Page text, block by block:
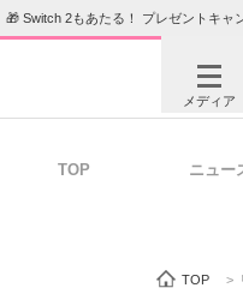
🎁 Switch 2もあたる！ プレゼントキャ
メディア
TOP ニュー
TOP >